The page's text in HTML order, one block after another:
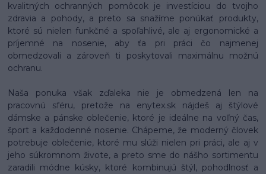
kvalitných ochranných pomôcok je investíciou do tvojho
zdravia a pohody, a preto sa snažíme ponúkať produkty,
ktoré sú nielen funkčné a spoľahlivé, ale aj ergonomické a
príjemné na nosenie, aby ťa pri práci čo najmenej
obmedzovali a zároveň ti poskytovali maximálnu možnú
ochranu.
Naša ponuka však zďaleka nie je obmedzená len na
pracovnú sféru, pretože na enytex.sk nájdeš aj štýlové
dámske a pánske oblečenie, ktoré je ideálne na voľný čas,
šport a každodenné nosenie. Chápeme, že moderný človek
potrebuje oblečenie, ktoré mu slúži nielen pri práci, ale aj v
jeho súkromnom živote, a preto sme do nášho sortimentu
zaradili módne kúsky, ktoré kombinujú štýl, pohodlnosť a